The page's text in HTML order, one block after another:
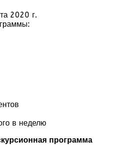
2020 г.
в неделю
программа